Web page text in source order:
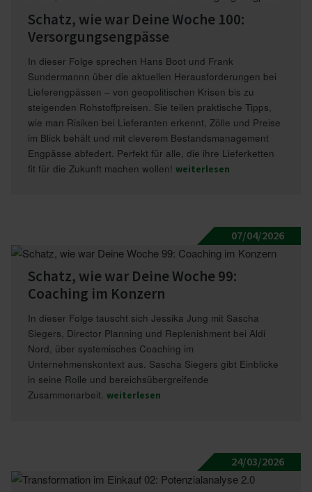
Schatz, wie war Deine Woche 100:
Versor­gungs­eng­pässe
In dieser Folge sprechen Hans Boot und Frank
Sundermannn über die aktuellen Herausforderungen bei
Lieferengpässen – von geopolitischen Krisen bis zu
steigenden Rohstoffpreisen. Sie teilen praktische Tipps,
wie man Risiken bei Lieferanten erkennt, Zölle und Preise
im Blick behält und mit cleverem Bestandsmanagement
Engpässe abfedert. Perfekt für alle, die ihre Lieferketten
fit für die Zukunft machen wollen! weiterlesen
07/04/2026
Schatz, wie war Deine Woche 99:
Coaching im Konzern
In dieser Folge tauscht sich Jessika Jung mit Sascha
Siegers, Director Planning und Replenishment bei Aldi
Nord, über systemisches Coaching im
Unternehmenskontext aus. Sascha Siegers gibt Einblicke
in seine Rolle und bereichsübergreifende
Zusammenarbeit. weiterlesen
24/03/2026